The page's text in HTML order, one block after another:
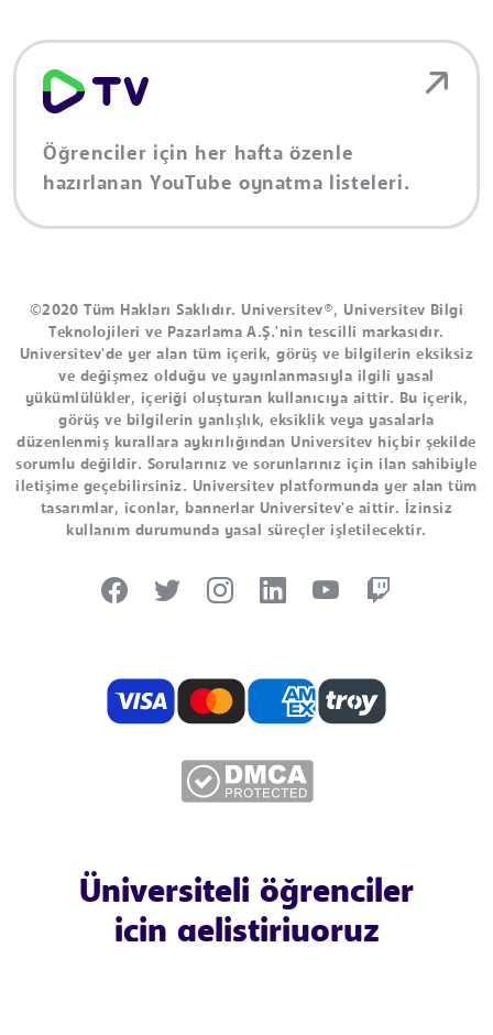
Öğrenciler için her hafta özenle
hazırlanan YouTube oynatma listeleri.
©2020 Tüm Hakları Saklıdır. Universitev®, Universitev Bilgi
Teknolojileri ve Pazarlama A.Ş.'nin tescilli markasıdır.
Universitev'de yer alan tüm içerik, görüş ve bilgilerin eksiksiz
ve değişmez olduğu ve yayınlanmasıyla ilgili yasal
yükümlülükler, içeriği oluşturan kullanıcıya aittir. Bu içerik,
görüş ve bilgilerin yanlışlık, eksiklik veya yasalarla
düzenlenmiş kurallara aykırılığından Universitev hiçbir şekilde
sorumlu değildir. Sorularınız ve sorunlarınız için ilan sahibiyle
iletişime geçebilirsiniz. Universitev platformunda yer alan tüm
tasarımlar, iconlar, bannerlar Universitev'e aittir. İzinsiz
kullanım durumunda yasal süreçler işletilecektir.
Üniversiteli öğrenciler
için geliştiriyoruz